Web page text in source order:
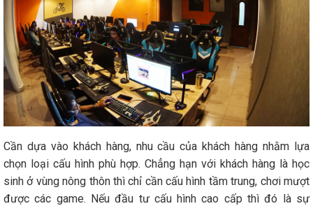
Cần dựa vào khách hàng, nhu cầu của khách hàng nhằm lựa
chọn loại cấu hình phù hợp. Chẳng hạn với khách hàng là học
sinh ở vùng nông thôn thì chỉ cần cấu hình tầm trung, chơi mượt
được các game. Nếu đầu tư cấu hình cao cấp thì đó là sự